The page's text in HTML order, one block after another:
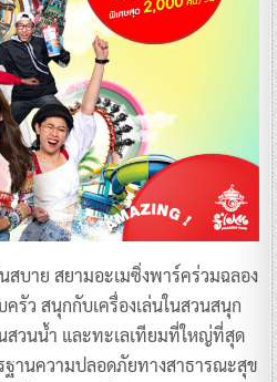
บาย สยามอะเมซิ่งพาร์คร่วมฉลอง
รัว สนุกกับเครื่องเล่นในสวนสนุก
สวนน้ำ และทะเลเทียมที่ใหญ่ที่สุด
ฐานความปลอดภัยทางสาธารณะสุข